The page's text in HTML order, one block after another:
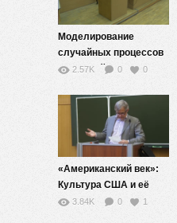
Моделирование
случайных процессов
и явлений — 6
2.57K 0 0
«Американский век»:
Культура США и её
мировое значение в ХХ
3.84K 0 1